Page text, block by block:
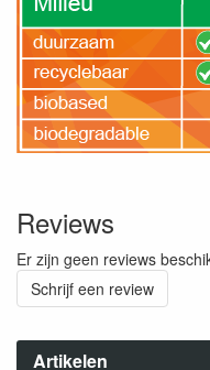
Artikelen
Reviews
Er zijn geen reviews
Schrijf een review